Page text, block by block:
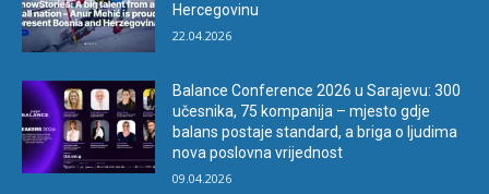
Hercegovinu
22.04.2026
Balance Conference 2026 u Sarajevu: 300
učesnika, 75 kompanija – mjesto gdje
balans postaje standard, a briga o ljudima
nova poslovna vrijednost
09.04.2026